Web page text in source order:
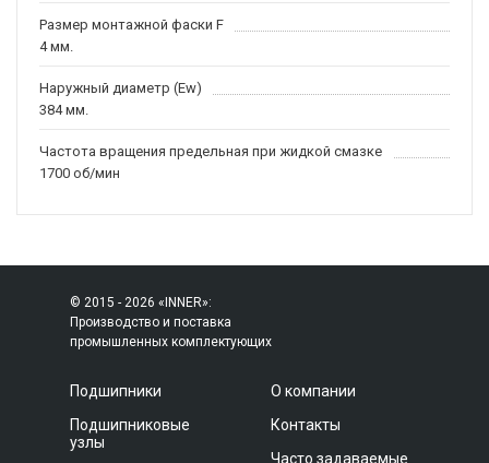
Размер монтажной фаски F
4 мм.
Наружный диаметр (Ew)
384 мм.
Частота вращения предельная при жидкой смазке
1700 об/мин
© 2015 - 2026 «INNER»:
Производство и поставка
промышленных комплектующих
Подшипники
Подшипниковые
узлы
О компании
Контакты
Часто задаваемые